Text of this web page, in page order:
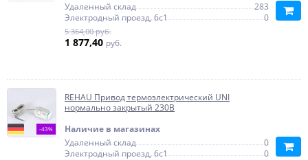
Удаленный склад
283
Электродный проезд, 6с1
0
5 364,00 руб.
1 877,40 руб.
-43%
REHAU Привод термоэлектрический UNI
нормально закрытый 230В
Наличие в магазинах
Удаленный склад
0
Электродный проезд, 6с1
0